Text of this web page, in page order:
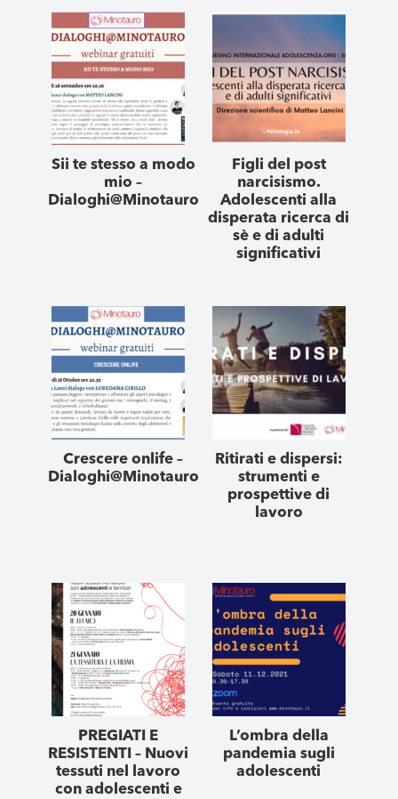
Sii te stesso a modo
mio –
Dialoghi@Minotauro
Figli del post
narcisismo.
Adolescenti alla
disperata ricerca di
sè e di adulti
significativi
Crescere onlife –
Dialoghi@Minotauro
Ritirati e dispersi:
strumenti e
prospettive di
lavoro
PREGIATI E
RESISTENTI – Nuovi
tessuti nel lavoro
con adolescenti e
L’ombra della
pandemia sugli
adolescenti